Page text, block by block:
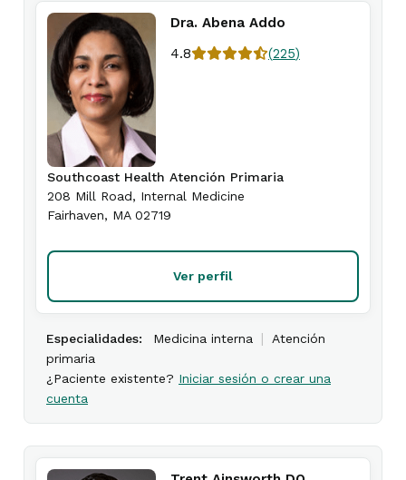
Dra. Abena Addo
4.8
(225)
Southcoast Health Atención Primaria
208 Mill Road, Internal Medicine
Fairhaven, MA 02719
Ver perfil
Especialidades: Medicina interna |
Atención
primaria
¿Paciente existente? Iniciar sesión o crear una
cuenta